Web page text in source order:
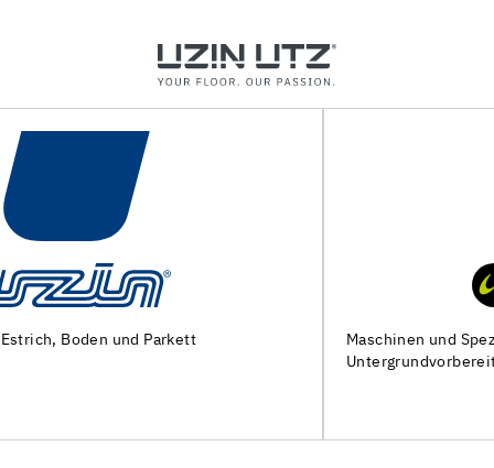
Maschinen und Spezialwerkzeuge zur
Untergrundvorbereitung und Verlegung von Bodenbelägen